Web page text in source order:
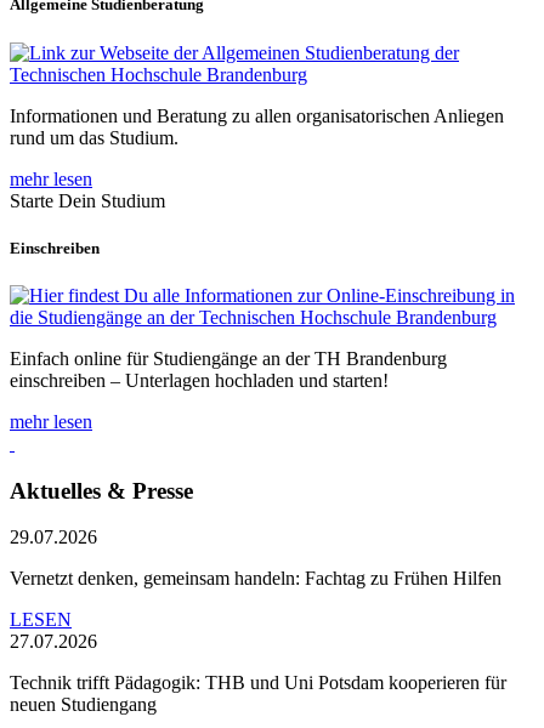
Allgemeine Studienberatung
Informationen und Beratung zu allen organisatorischen Anliegen
rund um das Studium.
mehr lesen
Starte Dein Studium
Einschreiben
Einfach online für Studiengänge an der TH Brandenburg
einschreiben – Unterlagen hochladen und starten!
mehr lesen
Aktuelles & Presse
29.07.2026
Vernetzt denken, gemeinsam handeln: Fachtag zu Frühen Hilfen
LESEN
27.07.2026
Technik trifft Pädagogik: THB und Uni Potsdam kooperieren für
neuen Studiengang